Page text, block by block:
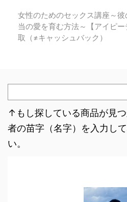
女性のためのセックス講座～
当の愛を育む方法～【アイピ
取（≠キャッシュバック）
↑もし探している商品が見
者の苗字（名字）を入力し
い。